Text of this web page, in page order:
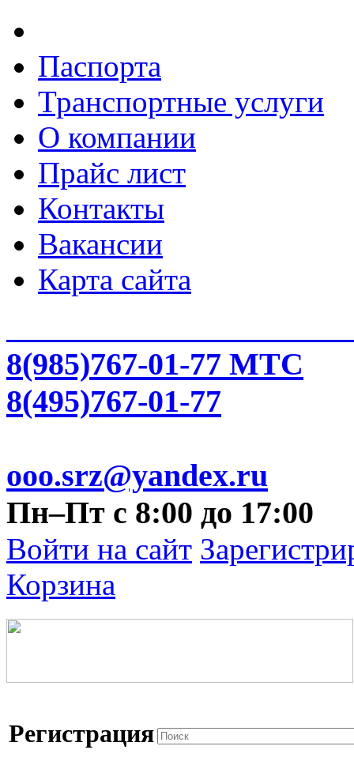
Паспорта
Транспортные услуги
О компании
Прайс лист
Контакты
Вакансии
Карта сайта
8(985)767-01-77 МТС
8(495)767-01-77
ooo.srz@yandex.ru
Пн–Пт с 8:00 до 17:00
Войти на сайт
Корзина
Регистрация